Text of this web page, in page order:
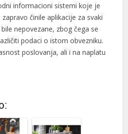
informacioni sistemi koje je
činile aplikacije za svaki
nepovezane, zbog čega se
podaci o istom obvezniku.
poslovanja, ali i na naplatu